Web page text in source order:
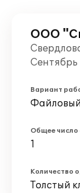
ООО
Сентябрь
Вариант
Файловый
Общее число
1
Количество
Толстый